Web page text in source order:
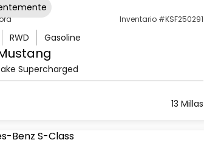
Inventario #KSF250291
RWD Gasoline
Supercharged
13 Millas